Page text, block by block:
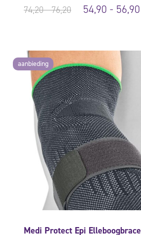
74,20-76,20 54,90 - 56,90
aanbieding
Medi Protect Epi Elleboogbrace